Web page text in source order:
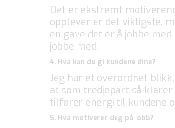
Det er ekstremt
opplever er det viktigste,
en gave det er å jobbe
jobbe med.
4. Hva kan du gi kundene dine?
Jeg har et overordnet
at som tredjepart så klarer
tilfører energi til kundene
5. Hva motiverer deg på jobb?